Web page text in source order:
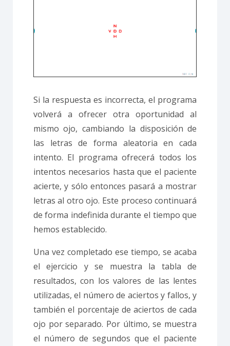
Si la respuesta es incorrecta, el programa
volverá a ofrecer otra oportunidad al
mismo ojo, cambiando la disposición de
las letras de forma aleatoria en cada
intento. El programa ofrecerá todos los
intentos necesarios hasta que el paciente
acierte, y sólo entonces pasará a mostrar
letras al otro ojo. Este proceso continuará
de forma indefinida durante el tiempo que
hemos establecido.
Una vez completado ese tiempo, se acaba
el ejercicio y se muestra la tabla de
resultados, con los valores de las lentes
utilizadas, el número de aciertos y fallos, y
también el porcentaje de aciertos de cada
ojo por separado. Por último, se muestra
el número de segundos que el paciente